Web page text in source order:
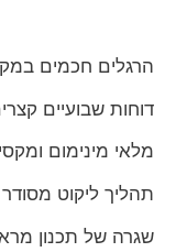
הרגלים חכמים
דוחות שבועיים
מלאי מינימום
תהליך ליקוט
שגרה של תכנון